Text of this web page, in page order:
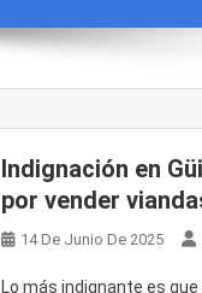
Indignación en
por vender
14 De Junio De 2025
Lo más indignante es